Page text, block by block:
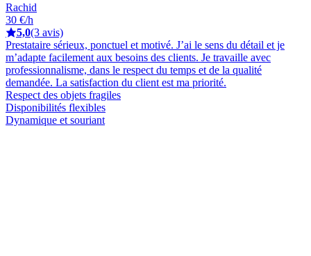
Rachid
30 €/h
5,0(3 avis)
Prestataire sérieux, ponctuel et motivé. J’ai le sens du détail et je
m’adapte facilement aux besoins des clients. Je travaille avec
professionnalisme, dans le respect du temps et de la qualité
demandée. La satisfaction du client est ma priorité.
Respect des objets fragiles
Disponibilités flexibles
Dynamique et souriant